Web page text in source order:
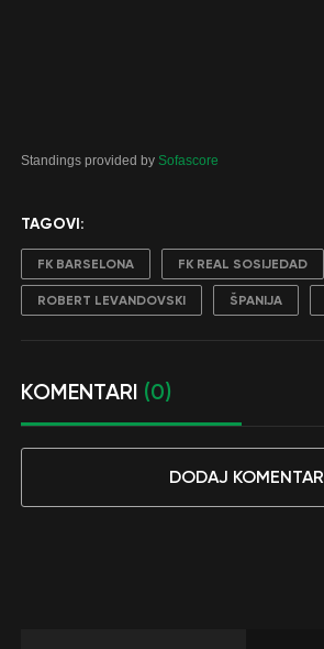
Standings provided by Sofascore
TAGOVI:
FK BARSELONA FK REAL SOSIJEDAD
ROBERT LEVANDOVSKI ŠPANIJA
KOMENTARI (0)
DODAJ KOMENTAR